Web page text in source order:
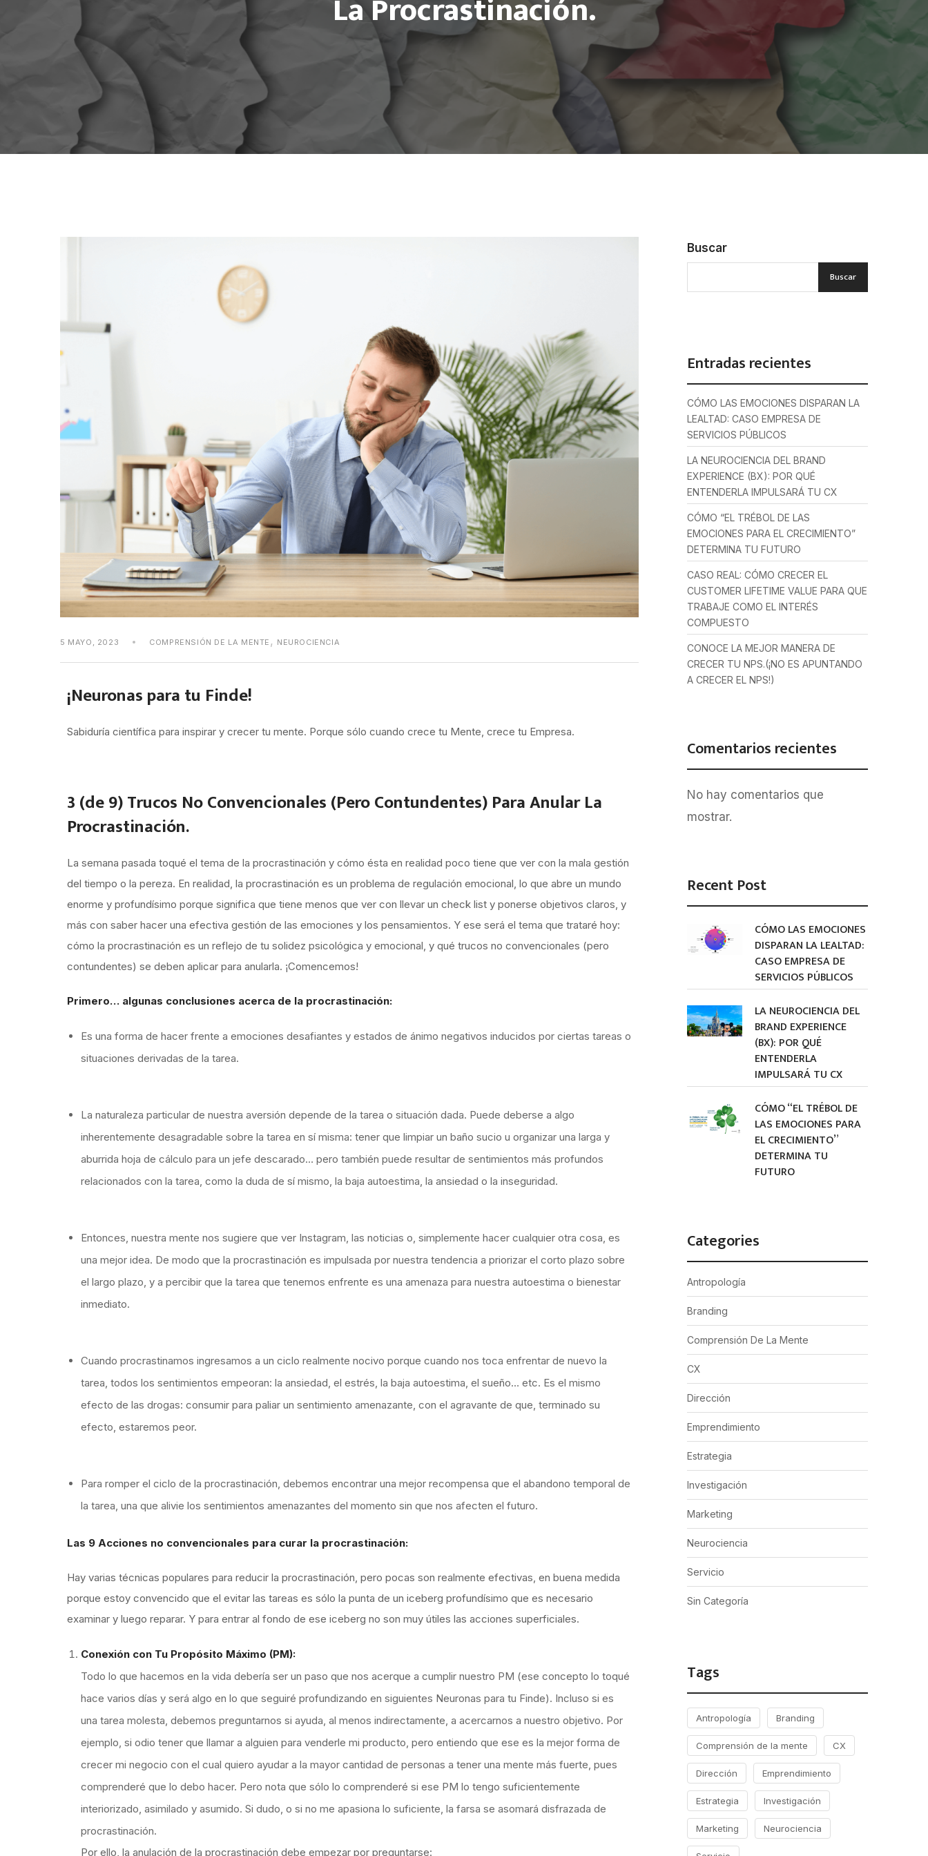
La Procrastinación.
5 MAYO, 2023 COMPRENSIÓN DE LA MENTE , NEUROCIENCIA
¡Neuronas para tu Finde!
Sabiduría científica para inspirar y crecer tu mente. Porque sólo cuando crece tu Mente, crece tu Empresa.
3 (de 9) Trucos No Convencionales (Pero Contundentes) Para Anular La
Procrastinación.
La semana pasada toqué el tema de la procrastinación y cómo ésta en realidad poco tiene que ver con la mala gestión
del tiempo o la pereza. En realidad, la procrastinación es un problema de regulación emocional, lo que abre un mundo
enorme y profundísimo porque significa que tiene menos que ver con llevar un check list y ponerse objetivos claros, y
más con saber hacer una efectiva gestión de las emociones y los pensamientos. Y ese será el tema que trataré hoy:
cómo la procrastinación es un reflejo de tu solidez psicológica y emocional, y qué trucos no convencionales (pero
contundentes) se deben aplicar para anularla. ¡Comencemos!
Primero… algunas conclusiones acerca de la procrastinación:
Es una forma de hacer frente a emociones desafiantes y estados de ánimo negativos inducidos por ciertas tareas o
situaciones derivadas de la tarea.
La naturaleza particular de nuestra aversión depende de la tarea o situación dada. Puede deberse a algo
inherentemente desagradable sobre la tarea en sí misma: tener que limpiar un baño sucio u organizar una larga y
aburrida hoja de cálculo para un jefe descarado… pero también puede resultar de sentimientos más profundos
relacionados con la tarea, como la duda de sí mismo, la baja autoestima, la ansiedad o la inseguridad.
Entonces, nuestra mente nos sugiere que ver Instagram, las noticias o, simplemente hacer cualquier otra cosa, es
una mejor idea. De modo que la procrastinación es impulsada por nuestra tendencia a priorizar el corto plazo sobre
el largo plazo, y a percibir que la tarea que tenemos enfrente es una amenaza para nuestra autoestima o bienestar
inmediato.
Cuando procrastinamos ingresamos a un ciclo realmente nocivo porque cuando nos toca enfrentar de nuevo la
tarea, todos los sentimientos empeoran: la ansiedad, el estrés, la baja autoestima, el sueño… etc. Es el mismo
efecto de las drogas: consumir para paliar un sentimiento amenazante, con el agravante de que, terminado su
efecto, estaremos peor.
Para romper el ciclo de la procrastinación, debemos encontrar una mejor recompensa que el abandono temporal de
la tarea, una que alivie los sentimientos amenazantes del momento sin que nos afecten el futuro.
Las 9 Acciones no convencionales para curar la procrastinación:
Hay varias técnicas populares para reducir la procrastinación, pero pocas son realmente efectivas, en buena medida
porque estoy convencido que el evitar las tareas es sólo la punta de un iceberg profundísimo que es necesario
examinar y luego reparar. Y para entrar al fondo de ese iceberg no son muy útiles las acciones superficiales.
Conexión con Tu Propósito Máximo (PM):
Todo lo que hacemos en la vida debería ser un paso que nos acerque a cumplir nuestro PM (ese concepto lo toqué
hace varios días y será algo en lo que seguiré profundizando en siguientes Neuronas para tu Finde). Incluso si es
una tarea molesta, debemos preguntarnos si ayuda, al menos indirectamente, a acercarnos a nuestro objetivo. Por
ejemplo, si odio tener que llamar a alguien para venderle mi producto, pero entiendo que ese es la mejor forma de
crecer mi negocio con el cual quiero ayudar a la mayor cantidad de personas a tener una mente más fuerte, pues
comprenderé que lo debo hacer. Pero nota que sólo lo comprenderé si ese PM lo tengo suficientemente
interiorizado, asimilado y asumido. Si dudo, o si no me apasiona lo suficiente, la farsa se asomará disfrazada de
procrastinación.
Por ello, la anulación de la procrastinación debe empezar por preguntarse:
Buscar
Buscar
Entradas recientes
CÓMO LAS EMOCIONES DISPARAN LA
LEALTAD: CASO EMPRESA DE
SERVICIOS PÚBLICOS
LA NEUROCIENCIA DEL BRAND
EXPERIENCE (BX): POR QUÉ
ENTENDERLA IMPULSARÁ TU CX
CÓMO “EL TRÉBOL DE LAS
EMOCIONES PARA EL CRECIMIENTO”
DETERMINA TU FUTURO
CASO REAL: CÓMO CRECER EL
CUSTOMER LIFETIME VALUE PARA QUE
TRABAJE COMO EL INTERÉS
COMPUESTO
CONOCE LA MEJOR MANERA DE
CRECER TU NPS.(¡NO ES APUNTANDO
A CRECER EL NPS!)
Comentarios recientes
No hay comentarios que
mostrar.
Recent Post
CÓMO LAS EMOCIONES
DISPARAN LA LEALTAD:
CASO EMPRESA DE
SERVICIOS PÚBLICOS
LA NEUROCIENCIA DEL
BRAND EXPERIENCE
(BX): POR QUÉ
ENTENDERLA
IMPULSARÁ TU CX
CÓMO “EL TRÉBOL DE
LAS EMOCIONES PARA
EL CRECIMIENTO”
DETERMINA TU
FUTURO
Categories
Antropología
Branding
Comprensión De La Mente
CX
Dirección
Emprendimiento
Estrategia
Investigación
Marketing
Neurociencia
Servicio
Sin Categoría
Tags
Antropología Branding
Comprensión de la mente CX
Dirección Emprendimiento
Estrategia Investigación
Marketing Neurociencia